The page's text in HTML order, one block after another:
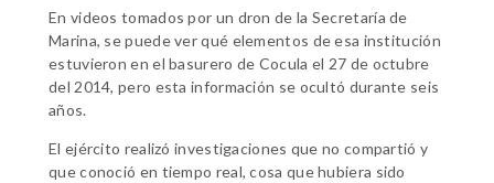
En videos tomados por un dron de la Secretaría de
Marina, se puede ver qué elementos de esa institución
estuvieron en el basurero de Cocula el 27 de octubre
del 2014, pero esta información se ocultó durante seis
años.
El ejército realizó investigaciones que no compartió y
que conoció en tiempo real, cosa que hubiera sido